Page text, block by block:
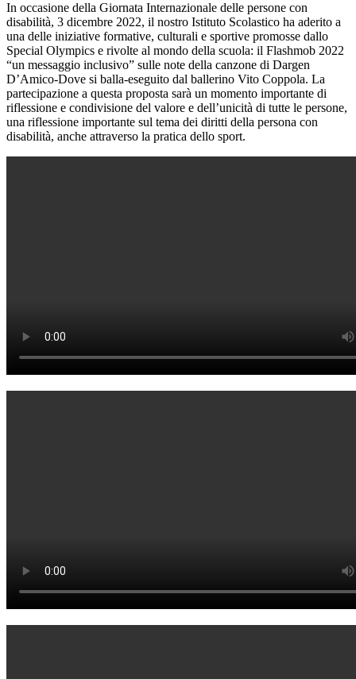
In occasione della Giornata Internazionale delle persone con
disabilità, 3 dicembre 2022, il nostro Istituto Scolastico ha aderito a
una delle iniziative formative, culturali e sportive promosse dallo
Special Olympics e rivolte al mondo della scuola: il Flashmob 2022
“un messaggio inclusivo” sulle note della canzone di Dargen
D’Amico-Dove si balla-eseguito dal ballerino Vito Coppola. La
partecipazione a questa proposta sarà un momento importante di
riflessione e condivisione del valore e dell’unicità di tutte le persone,
una riflessione importante sul tema dei diritti della persona con
disabilità, anche attraverso la pratica dello sport.